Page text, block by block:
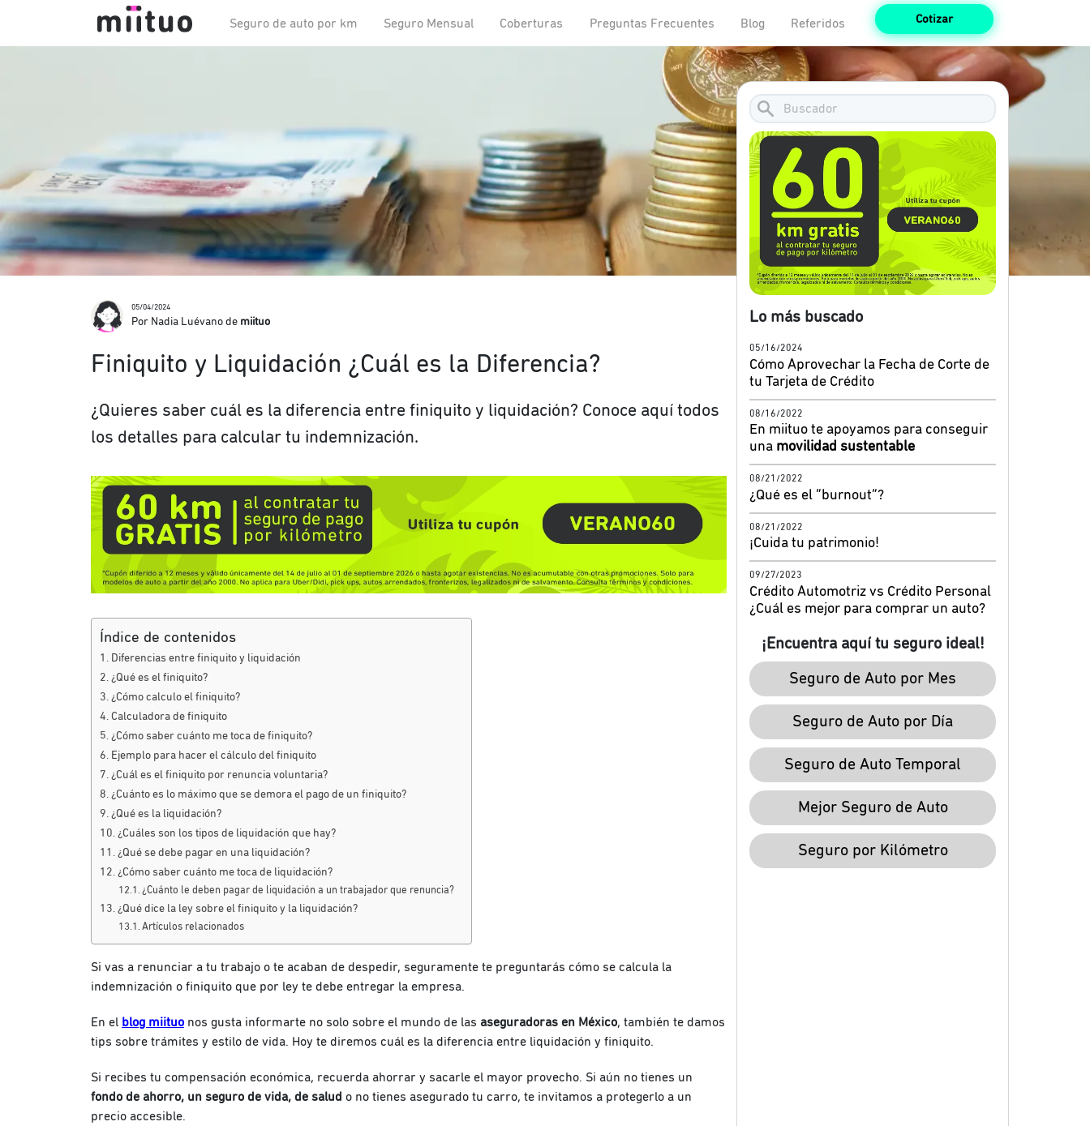
Cotizar
Seguro de auto por km Seguro Mensual Coberturas Preguntas Frecuentes Blog Referidos
Lo más buscado
05/16/2024
Cómo Aprovechar la Fecha de Corte de
tu Tarjeta de Crédito
08/16/2022
En miituo te apoyamos para conseguir
una movilidad sustentable
08/21/2022
¿Qué es el “burnout”?
08/21/2022
¡Cuida tu patrimonio!
09/27/2023
Crédito Automotriz vs Crédito Personal
¿Cuál es mejor para comprar un auto?
¡Encuentra aquí tu seguro ideal!
Seguro de Auto por Mes
Seguro de Auto por Día
Seguro de Auto Temporal
Mejor Seguro de Auto
Seguro por Kilómetro
05/04/2024
Por Nadia Luévano de miituo
Finiquito y Liquidación ¿Cuál es la Diferencia?
¿Quieres saber cuál es la diferencia entre finiquito y liquidación? Conoce aquí todos
los detalles para calcular tu indemnización.
Índice de contenidos
Diferencias entre finiquito y liquidación
¿Qué es el finiquito?
¿Cómo calculo el finiquito?
Calculadora de finiquito
¿Cómo saber cuánto me toca de finiquito?
Ejemplo para hacer el cálculo del finiquito
¿Cuál es el finiquito por renuncia voluntaria?
¿Cuánto es lo máximo que se demora el pago de un finiquito?
¿Qué es la liquidación?
¿Cuáles son los tipos de liquidación que hay?
¿Qué se debe pagar en una liquidación?
¿Cómo saber cuánto me toca de liquidación?
¿Cuánto le deben pagar de liquidación a un trabajador que renuncia?
¿Qué dice la ley sobre el finiquito y la liquidación?
Artículos relacionados
Si vas a renunciar a tu trabajo o te acaban de despedir, seguramente te preguntarás cómo se calcula la
indemnización o finiquito que por ley te debe entregar la empresa.
En el blog miituo nos gusta informarte no solo sobre el mundo de las aseguradoras en México, también te damos
tips sobre trámites y estilo de vida. Hoy te diremos cuál es la diferencia entre liquidación y finiquito.
Si recibes tu compensación económica, recuerda ahorrar y sacarle el mayor provecho. Si aún no tienes un
fondo de ahorro, un seguro de vida, de salud o no tienes asegurado tu carro, te invitamos a protegerlo a un
precio accesible.